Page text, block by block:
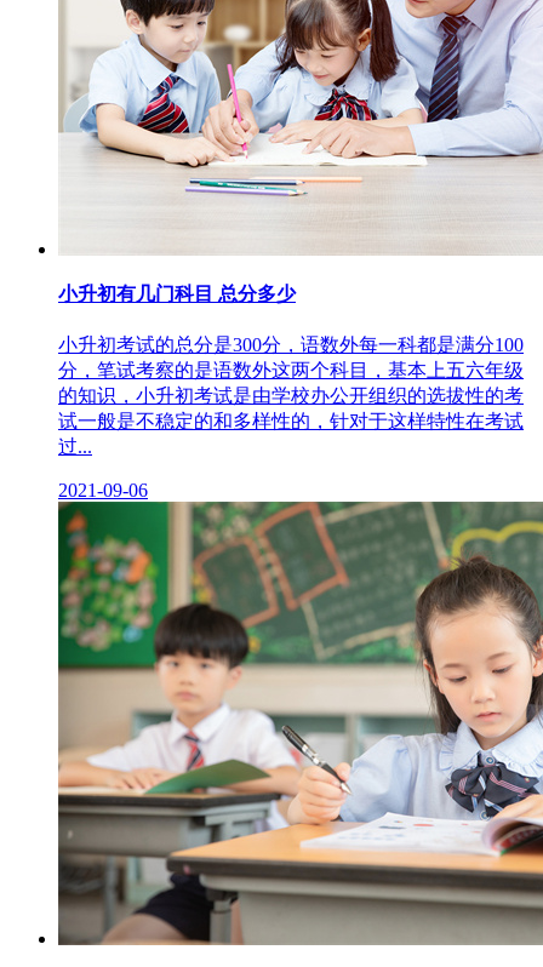
小升初有几门科目 总分多少
小升初考试的总分是300分，语数外每一科都是满分100
分，笔试考察的是语数外这两个科目，基本上五六年级
的知识，小升初考试是由学校办公开组织的选拔性的考
试一般是不稳定的和多样性的，针对于这样特性在考试
过...
2021-09-06